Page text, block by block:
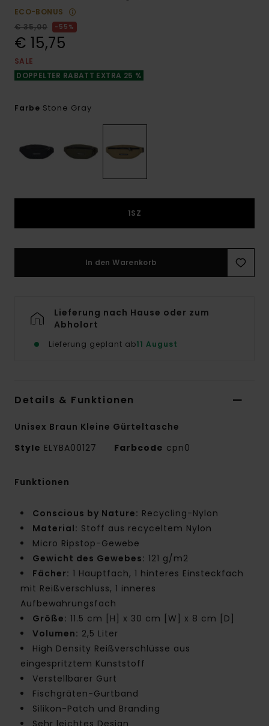
ECO-BONUS
€ 35,00
55%
€ 15,75
SALE
DOPPELTER RABATT EXTRA 25 %
Farbe Stone Gray
1SZ
In den Warenkorb
Lieferung nach Hause oder zum
Abholort
Lieferung geplant ab11 August
Details & Funktionen
Unisex Braun Kleine Gürteltasche
Style ELYBA00127 Farbcode cpn0
Funktionen
Conscious by Nature: Recycling-Nylon
Material: Stoff aus recyceltem Nylon
Micro Ripstop-Gewebe
Gewicht des Gewebes: 121 g/m2
Fächer: 1 Hauptfach, 1 hinteres Einsteckfach
mit Reißverschluss, 1 inneres
Aufbewahrungsfach
Größe: 11.5 cm [H] x 30 cm [W] x 8 cm [D]
Volumen: 2,5 Liter
High Density Reißverschlüsse aus
eingespritztem Kunststoff
Verstellbarer Gurt
Fischgräten-Gurtband
Silikon-Patch und Branding